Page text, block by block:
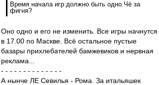
Время начала игр должно быть одно.Чё за
фигня?
Оно одно и его не изменить. Все игры начнутся
в 17.00 по Маскве. Всё остальное пустые
базары прихлебателей бамжевиков и нервная
реклама...
- - - - - - - - - - - - - -
А нынче ЛЕ Севилья - Рома. За итальяшек